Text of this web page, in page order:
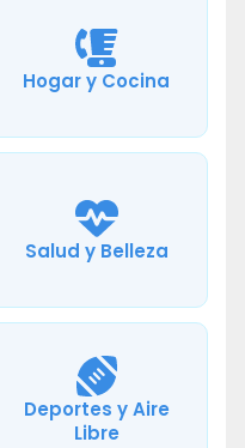
Hogar y Cocina
Salud y Belleza
Deportes y Aire
Libre